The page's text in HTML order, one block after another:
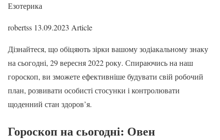
Езотерика
robertss 13.09.2023 Article
Дізнайтеся, що обіцяють зірки вашому зодіакальному знаку
на сьогодні, 29 вересня 2022 року. Спираючись на наш
гороскоп, ви зможете ефективніше будувати свій робочий
план, розвивати особисті стосунки і контролювати
щоденний стан здоров’я.
Гороскоп на сьогодні: Овен